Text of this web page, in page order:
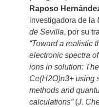
Raposo
investigadora de la
de Sevilla, por su
“Toward a realistic
electronic spectra
ions in solution:
Ce(H2O)n3+ using
methods and
calculations”(J.